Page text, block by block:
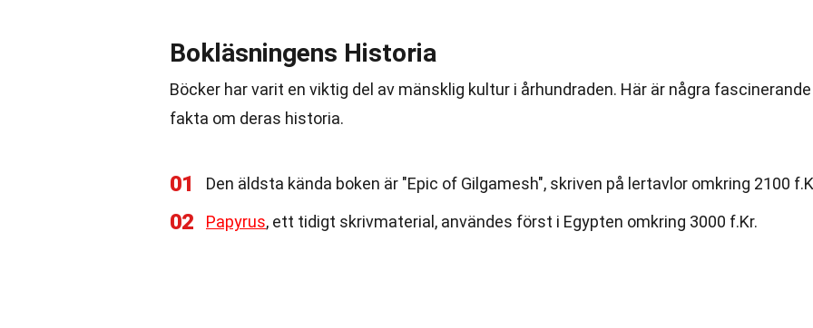
Bokläsningens Historia
Böcker har varit en viktig del av mänsklig kultur i århundraden. Här är några fascinerande
fakta om deras historia.
01 Den äldsta kända boken är "Epic of Gilgamesh", skriven på lertavlor omkring 2100
02 Papyrus, ett tidigt skrivmaterial, användes först i Egypten omkring 3000 f.Kr.